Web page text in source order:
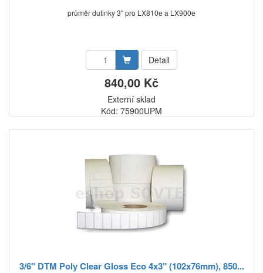
průměr dutinky 3" pro LX810e a LX900e
Detail
840,00 Kč
Externí sklad
Kód: 75900UPM
3/6" DTM Poly Clear Gloss Eco 4x3" (102x76mm), 850...